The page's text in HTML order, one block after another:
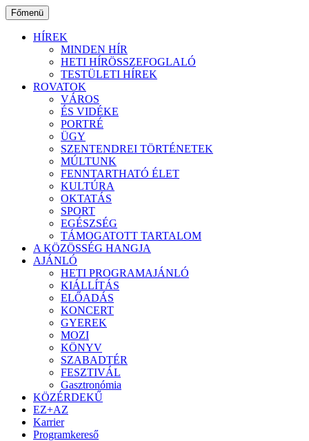
Ugrás
a
tartalomhoz
Főmenü
HÍREK
MINDEN HÍR
HETI HÍRÖSSZEFOGLALÓ
TESTÜLETI HÍREK
ROVATOK
VÁROS
ÉS VIDÉKE
PORTRÉ
ÜGY
SZENTENDREI TÖRTÉNETEK
MÚLTUNK
FENNTARTHATÓ ÉLET
KULTÚRA
OKTATÁS
SPORT
EGÉSZSÉG
TÁMOGATOTT TARTALOM
A KÖZÖSSÉG HANGJA
AJÁNLÓ
HETI PROGRAMAJÁNLÓ
KIÁLLÍTÁS
ELŐADÁS
KONCERT
GYEREK
MOZI
KÖNYV
SZABADTÉR
FESZTIVÁL
Gasztronómia
KÖZÉRDEKŰ
EZ+AZ
Karrier
Programkereső